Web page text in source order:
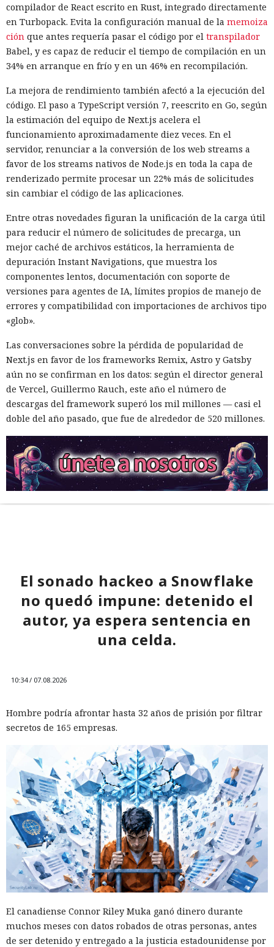
compilador de React escrito en Rust, integrado directamente
en Turbopack. Evita la configuración manual de la memoiza
ción que antes requería pasar el código por el transpilador
Babel, y es capaz de reducir el tiempo de compilación en un
34% en arranque en frío y en un 46% en recompilación.
La mejora de rendimiento también afectó a la ejecución del
código. El paso a TypeScript versión 7, reescrito en Go, según
la estimación del equipo de Next.js acelera el
funcionamiento aproximadamente diez veces. En el
servidor, renunciar a la conversión de los web streams a
favor de los streams nativos de Node.js en toda la capa de
renderizado permite procesar un 22% más de solicitudes
sin cambiar el código de las aplicaciones.
Entre otras novedades figuran la unificación de la carga útil
para reducir el número de solicitudes de precarga, un
mejor caché de archivos estáticos, la herramienta de
depuración Instant Navigations, que muestra los
componentes lentos, documentación con soporte de
versiones para agentes de IA, límites propios de manejo de
errores y compatibilidad con importaciones de archivos tipo
«glob».
Las conversaciones sobre la pérdida de popularidad de
Next.js en favor de los frameworks Remix, Astro y Gatsby
aún no se confirman en los datos: según el director general
de Vercel, Guillermo Rauch, este año el número de
descargas del framework superó los mil millones — casi el
doble del año pasado, que fue de alrededor de 520 millones.
El sonado hackeo a Snowflake
no quedó impune: detenido el
autor, ya espera sentencia en
una celda.
10:34 / 07.08.2026
Hombre podría afrontar hasta 32 años de prisión por filtrar
secretos de 165 empresas.
El canadiense Connor Riley Muka ganó dinero durante
muchos meses con datos robados de otras personas, antes
de ser detenido y entregado a la justicia estadounidense por